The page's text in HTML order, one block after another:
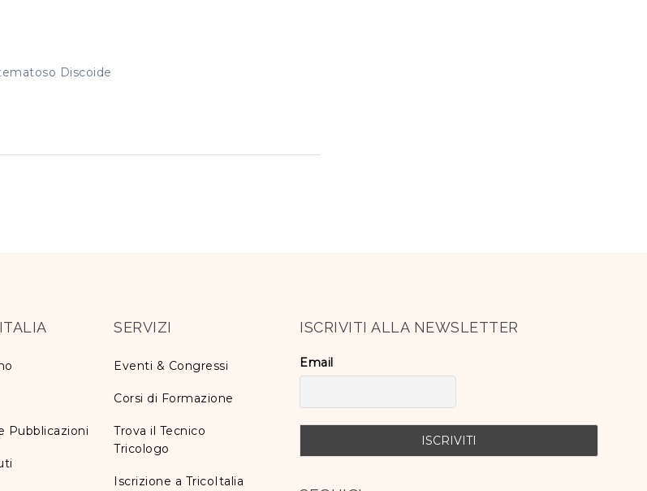
Discoide
Pubblicazioni
SERVIZI
Eventi & Congressi
Corsi di Formazione
Trova il Tecnico
Tricologo
Iscrizione a TricoItalia
ISCRIVITI ALLA NEWSLETTER
Email